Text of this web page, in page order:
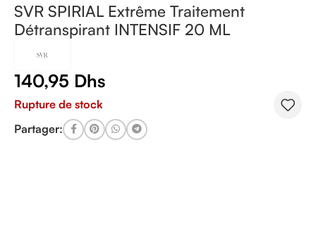
SVR SPIRIAL Extrême Traitement
Détranspirant INTENSIF 20 ML
140,95 Dhs
Rupture de stock
Partager: